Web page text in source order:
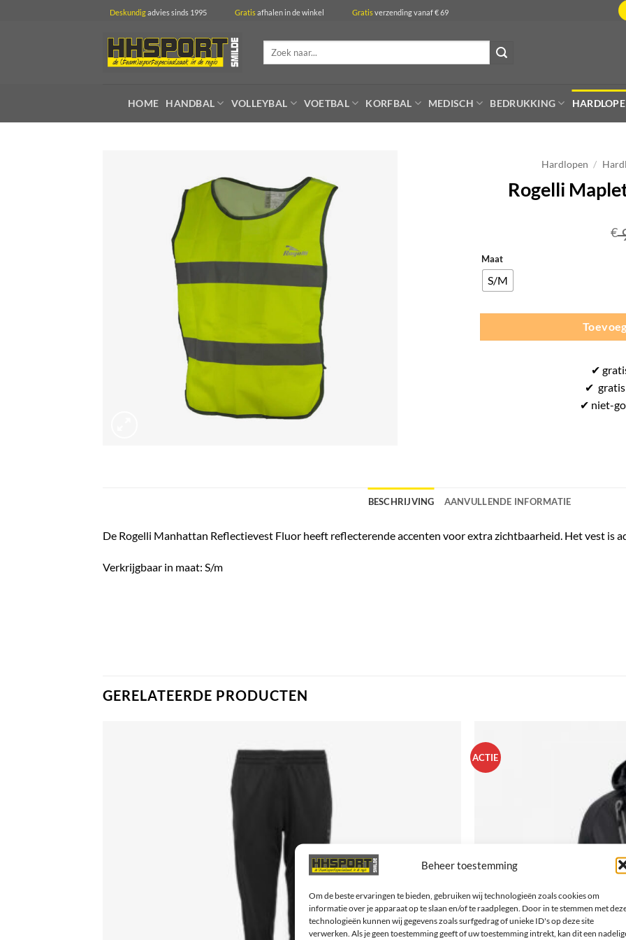
Beheer toestemming
Om de beste ervaringen te bieden, gebruiken wij technologieën zoals cookies om
informatie over je apparaat op te slaan en/of te raadplegen. Door in te stemmen met
technologieën kunnen wij gegevens zoals surfgedrag of unieke ID's op deze site
verwerken. Als je geen toestemming geeft of uw toestemming intrekt, kan dit een
Deskundig advies sinds 1995 Gratis afhalen in de winkel Gratis verzending vanaf € 69
Zoeken
HOME HANDBAL VOLLEYBAL VOETBAL KORFBAL MEDISCH BEDRUKKING
Hardlopen /
Rogelli
€
Maat
S/M
✔
✔ gratis
✔ niet-
BESCHRIJVING AANVULLENDE INFORMATIE
De Rogelli Manhattan Reflectievest Fluor heeft reflecterende accenten voor extra zichtbaarheid. Het vest is
Verkrijgbaar in maat: S/m
GERELATEERDE PRODUCTEN
ACTIE